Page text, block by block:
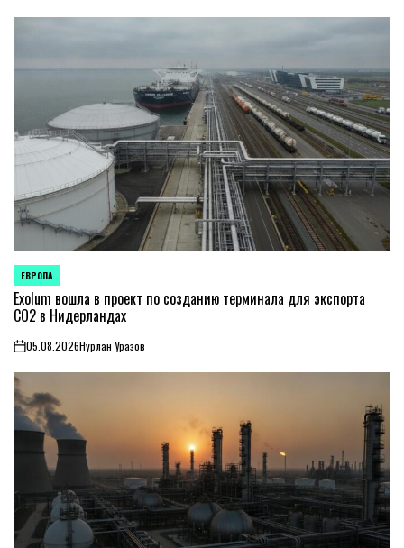
ОПУБЛИКОВАНО
В
ЕВРОПА
Exolum вошла в проект по созданию терминала для экспорта
CO2 в Нидерландах
on05.08.2026Нурлан Уразов